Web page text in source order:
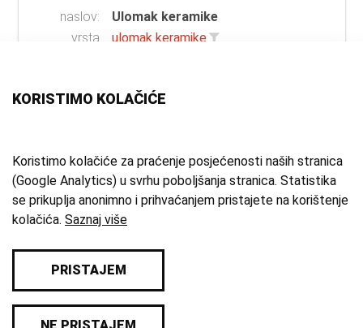
naslov:
Ulomak keramike
vrsta
ulomak keramike
mjesto:
Okić
1 - 12 od 35
© 2026 Samoborski muzej
KORISTIMO KOLAČIĆE
Koristimo kolačiće za praćenje posjećenosti naših stranica
(Google Analytics) u svrhu poboljšanja stranica. Statistika
se prikuplja anonimno i prihvaćanjem pristajete na korištenje
kolačića. Saznaj više
PRISTAJEM